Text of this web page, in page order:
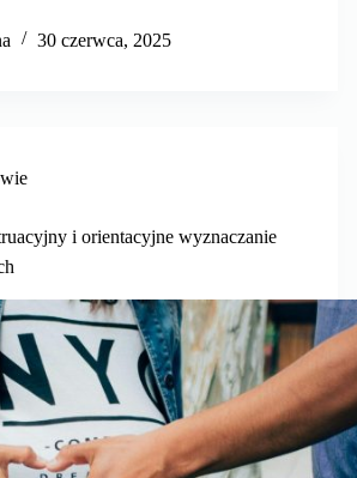
30 czerwca, 2025
i orientacyjne wyznaczanie